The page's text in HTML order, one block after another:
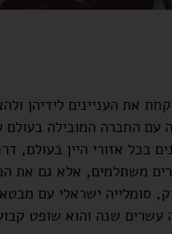
את העניינים לידיהן
עם החברה המובילה בעולם
בכל אזורי היין בעולם,
משתלמים, אלא גם את
סומלייה ישראלי עם
עשרים שנה והוא שופט